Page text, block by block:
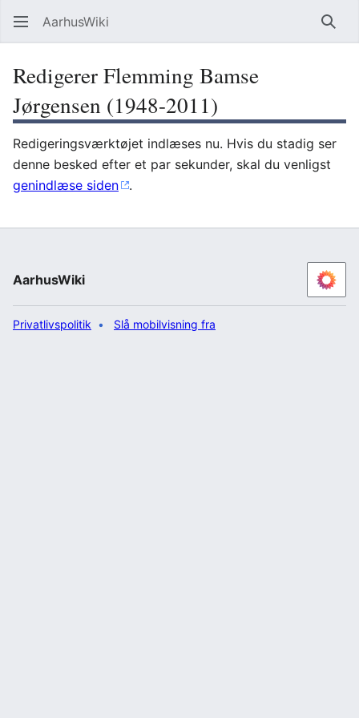
AarhusWiki Søg
Redigerer Flemming Bamse
Jørgensen (1948-2011)
Redigeringsværktøjet indlæses nu. Hvis du stadig ser
denne besked efter et par sekunder, skal du venligst
genindlæse siden
.
AarhusWiki
Privatlivspolitik Slå mobilvisning fra